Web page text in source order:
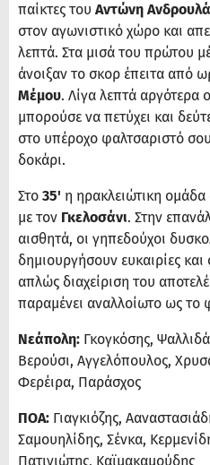
παίκτες του Αντώνη
στον αγωνιστικό χώρο και
λεπτά. Στα μισά του πρώτου
άνοιξαν το σκορ έπειτα από
Μέμου. Λίγα λεπτά αργότερα
μπορούσε να πετύχει και
στο υπέροχο φαλτσαριστό
δοκάρι.
Στο 35' η ηρακλειώτικη ομάδα
με τον Γκελοσάνι. Στην
αισθητά, οι γηπεδούχοι
δημιουργήσουν ευκαιρίες
απλώς διαχείριση του
παραμένει αναλλοίωτο ως το
Νεάπολη: Γκογκόσης,
Βερούσι, Αγγελόπουλος,
Φερέιρα, Παράσχος
ΠΟΑ: Γιαγκιόζης,
Σαμουηλίδης, Σένκα,
Πατινιώτης, Καϊμακαμούδης